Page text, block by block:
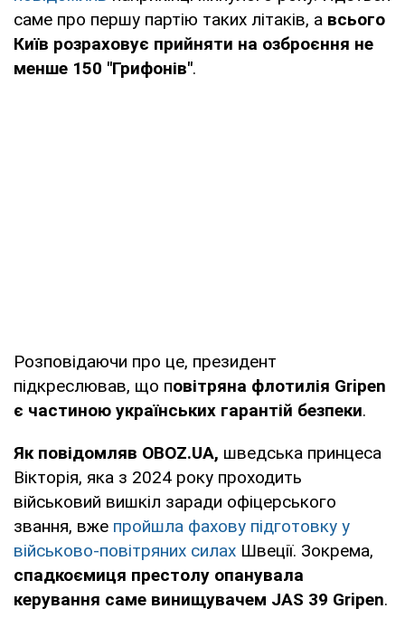
саме про першу партію таких літаків, а всього
Київ розраховує прийняти на озброєння не
менше 150 "Грифонів".
Розповідаючи про це, президент
підкреслював, що повітряна флотилія Gripen
є частиною українських гарантій безпеки.
Як повідомляв OBOZ.UA, шведська принцеса
Вікторія, яка з 2024 року проходить
військовий вишкіл заради офіцерського
звання, вже пройшла фахову підготовку у
військово-повітряних силах Швеції. Зокрема,
спадкоємиця престолу опанувала
керування саме винищувачем JAS 39 Gripen.